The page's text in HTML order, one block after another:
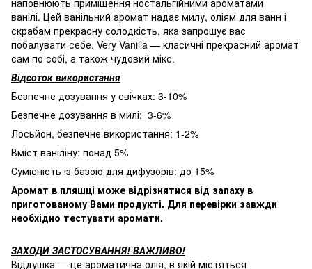
наповнюють приміщення ностальгійними ароматами
ванілі. Цей ванільний аромат надає милу, оліям для ванн і
скрабам прекрасну солодкість, яка запрошує вас
побалувати себе. Very Vanilla — класичні прекрасний аромат
сам по собі, а також чудовий мікс.
Відсоток використання
Безпечне дозування у свічках: 3-10%
Безпечне дозування в милі: 3-6%
Лосьйон, безпечне використання: 1-2%
Вміст ваніліну: понад 5%
Сумісність із базою для дифузорів: до 15%
Аромат в пляшці може відрізнятися від запаху в
приготованому Вами продукті. Для перевірки завжди
необхідно тестувати аромати.
ЗАХОДИ ЗАСТОСУВАННЯ! ВАЖЛИВО!
Віддушка — це ароматична олія, в якій містяться